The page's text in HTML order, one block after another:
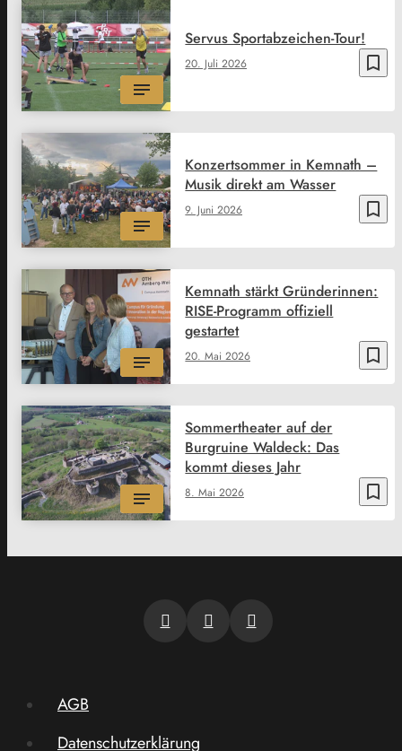
bookmark_border
20. Juli 2026
Servus Sportabzeichen-Tour!
bookmark_border
9. Juni 2026
Konzertsommer in Kemnath –
Musik direkt am Wasser
bookmark_border
20. Mai 2026
Kemnath stärkt Gründerinnen:
RISE-Programm offiziell
gestartet
bookmark_border
8. Mai 2026
Sommertheater auf der
Burgruine Waldeck: Das
kommt dieses Jahr
AGB
Datenschutzerklärung